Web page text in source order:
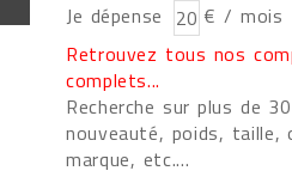
Je dépense
€ / mois
Retrouvez tous nos
complets...
Recherche sur plus de
nouveauté, poids, taille,
marque, etc....